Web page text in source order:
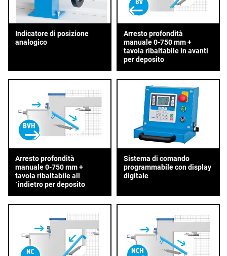
Indicatore di posizione
analogico
Arresto profondità
manuale 0-750 mm +
tavola ribaltabile in avanti
per deposito
Arresto profondità
manuale 0-750 mm +
tavola ribaltabile all
´indietro per deposito
Sistema di comando
programmabile con display
digitale